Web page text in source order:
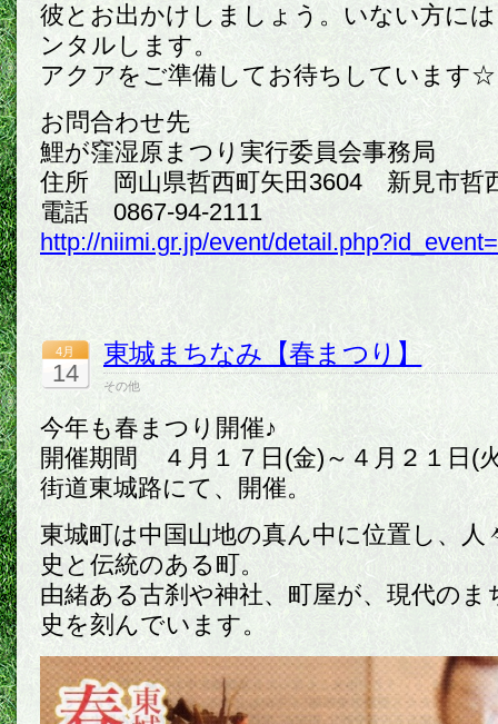
彼とお出かけしましょう。いない方に
ンタルします。
アクアをご準備してお待ちしています☆
お問合わせ先
鯉が窪湿原まつり実行委員会事務局
住所 岡山県哲西町矢田3604 新見市哲
電話 0867-94-2111
http://niimi.gr.jp/event/
4月
14
東城まちなみ【春まつり】
その他
今年も春まつり開催♪
開催期間 ４月１７日(金)～４月２１日(
街道東城路にて、開催。
東城町は中国山地の真ん中に位置し、人
史と伝統のある町。
由緒ある古刹や神社、町屋が、現代の
史を刻んでいます。